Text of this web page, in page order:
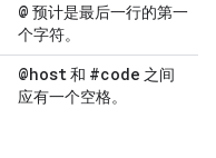
@ 预计是最后一行的第一
个字符。
@host和 #code 之间
应有一个空格。